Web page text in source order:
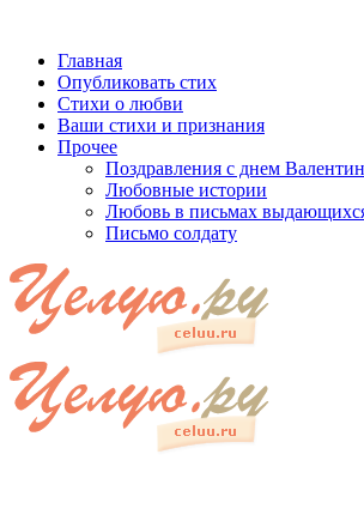
Главная
Опубликовать стих
Стихи о любви
Ваши стихи и признания
Прочее
Поздравления с днем
Любовные истории
Любовь в письмах
Письмо солдату